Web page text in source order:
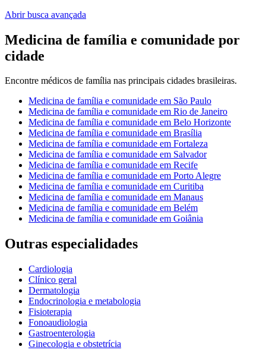
Abrir busca avançada
Medicina de família e comunidade por
cidade
Encontre médicos de família nas principais cidades brasileiras.
Medicina de família e comunidade em São Paulo
Medicina de família e comunidade em Rio de Janeiro
Medicina de família e comunidade em Belo Horizonte
Medicina de família e comunidade em Brasília
Medicina de família e comunidade em Fortaleza
Medicina de família e comunidade em Salvador
Medicina de família e comunidade em Recife
Medicina de família e comunidade em Porto Alegre
Medicina de família e comunidade em Curitiba
Medicina de família e comunidade em Manaus
Medicina de família e comunidade em Belém
Medicina de família e comunidade em Goiânia
Outras especialidades
Cardiologia
Clínico geral
Dermatologia
Endocrinologia e metabologia
Fisioterapia
Fonoaudiologia
Gastroenterologia
Ginecologia e obstetrícia